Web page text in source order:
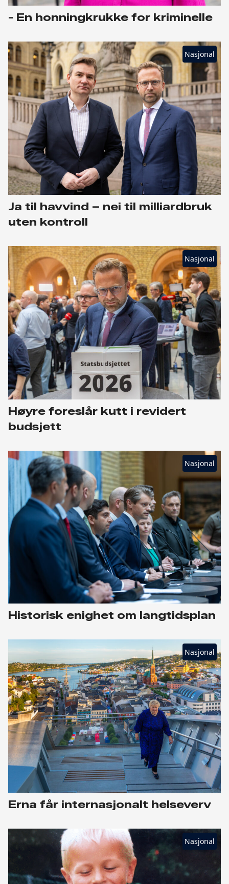
- En honningkrukke for kriminelle
Nasjonal
Ja til havvind – nei til milliardbruk
uten kontroll
Nasjonal
Høyre foreslår kutt i revidert
budsjett
Nasjonal
Historisk enighet om langtidsplan
Nasjonal
Erna får internasjonalt helseverv
Nasjonal